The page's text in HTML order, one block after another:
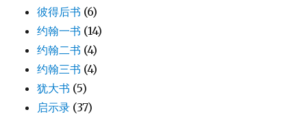
彼得后书 (6)
约翰一书 (14)
约翰二书 (4)
约翰三书 (4)
犹大书 (5)
启示录 (37)